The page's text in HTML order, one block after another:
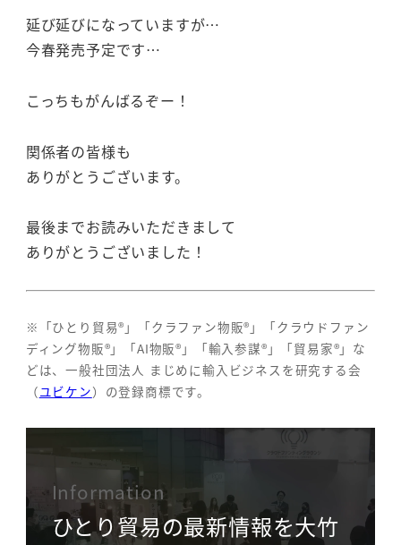
延び延びになっていますが…
今春発売予定です…
こっちもがんばるぞー！
関係者の皆様も
ありがとうございます。
最後までお読みいただきまして
ありがとうございました！
※「ひとり貿易®」「クラファン物販®」「クラウドファン
ディング物販®」「AI物販®」「輸入参謀®」「貿易家®」な
どは、一般社団法人 まじめに輸入ビジネスを研究する会
（ユビケン）の登録商標です。
Information
ひとり貿易の最新情報を大竹